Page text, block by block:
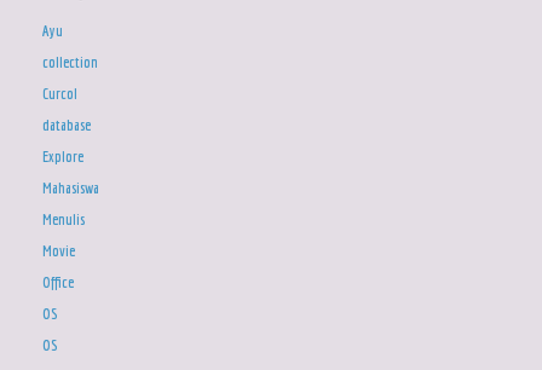
Ayu
collection
Curcol
database
Explore
Mahasiswa
Menulis
Movie
Office
OS
OS